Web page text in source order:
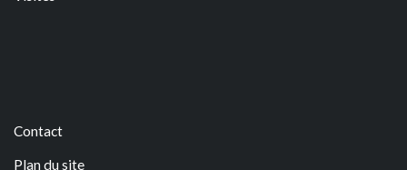
Contact
Plan du site